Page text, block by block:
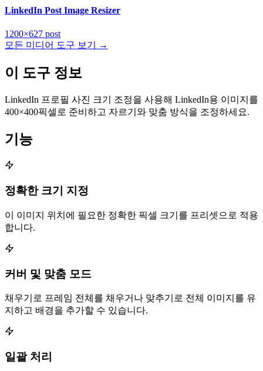
LinkedIn Post Image Resizer
1200×627 post
모든 미디어 도구 보기 →
이 도구 정보
LinkedIn 프로필 사진 크기 조정을 사용해 LinkedIn용 이미지를
400×400픽셀로 준비하고 자르기와 맞춤 방식을 조정하세요.
기능
정확한 크기 지정
이 이미지 위치에 필요한 정확한 픽셀 크기를 프리셋으로 적용
합니다.
커버 및 맞춤 모드
채우기로 프레임 전체를 채우거나 맞추기로 전체 이미지를 유
지하고 배경을 추가할 수 있습니다.
일괄 처리